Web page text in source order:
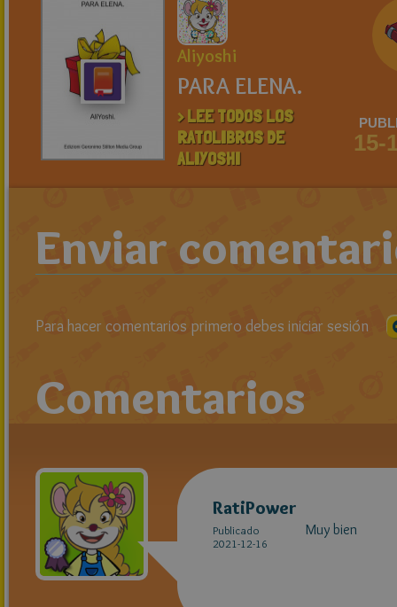
Aliyoshi
PARA ELENA.
> LEE TODOS LOS
RATOLIBROS DE
ALIYOSHI
15-
Enviar
Para hacer comentarios primero debes iniciar sesión
Comentarios
RatiPower
Publicado
2021-12-16
Muy bien